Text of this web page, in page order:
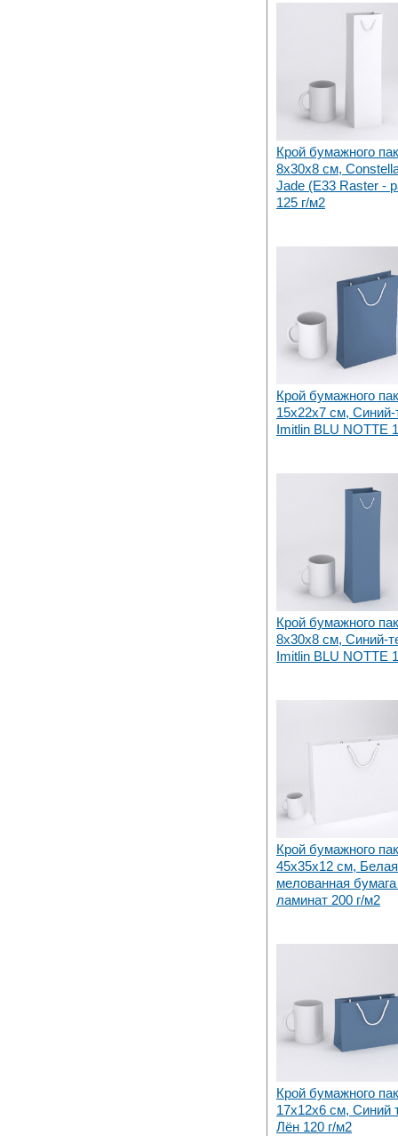
Крой бумажного
8х30x8 см,
Jade (E33 Raster -
125 г/м2
Крой бумажного
15х22x7 см,
Imitlin BLU NOTTE
Крой бумажного
8х30x8 см, Синий-
Imitlin BLU NOTTE
Крой бумажного
45х35x12 см, Белая
мелованная
ламинат 200 г/м2
Крой бумажного
17х12x6 см, Синий
Лён 120 г/м2